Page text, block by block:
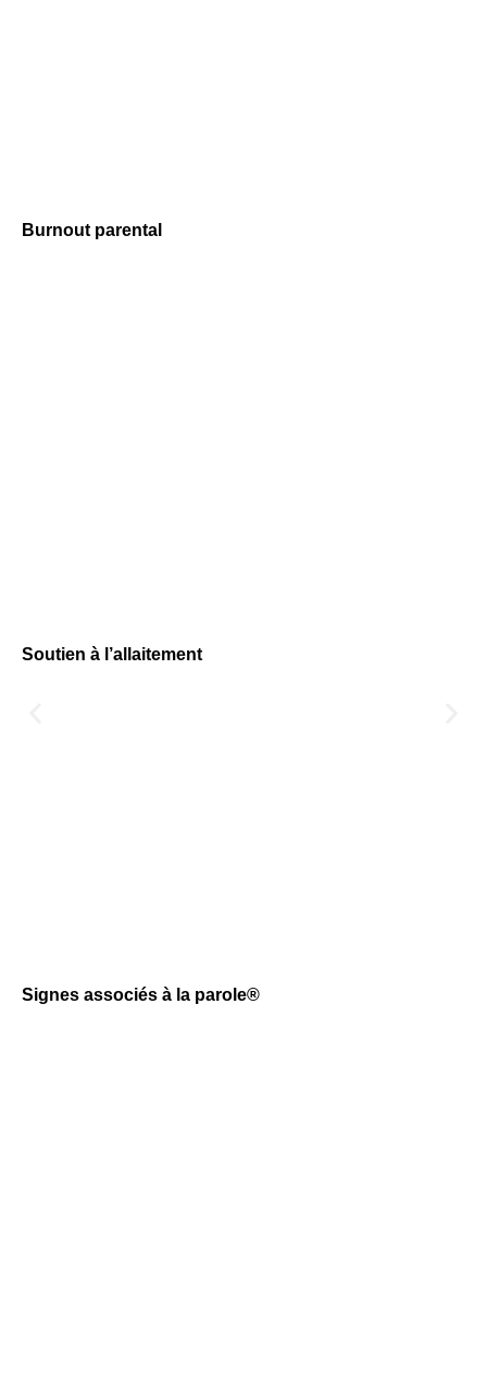
Burnout parental
Soutien à l’allaitement
Signes associés à la parole®